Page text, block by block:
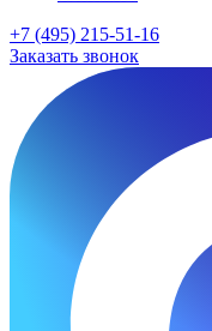
+7 (495) 215-51-16
Заказать звонок